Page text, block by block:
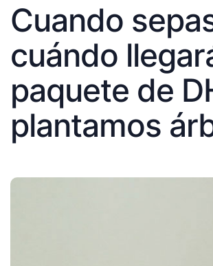
Cuando
cuándo
paquete de
plantamos